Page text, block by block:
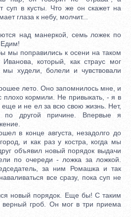
суп в кусты. Что же он скажет на
глаза к небу, молчит...
над манеркой, семь ложек по
Едим!
мы поправились к осени на таком
который, как страус мог
мы худели, болели и чувствовали
лето. Оно запомнилось мне, и
плохо кормили. Не привыкать, - я в
еще и не ел за всю свою жизнь. Нет,
другой причине. Впервые я
в конце августа, незадолго до
и как раз у костра, когда мы
объявил новый порядок выдачи
по очереди - ложка за ложкой.
за ним Ромашка и так
все сразу, пока суп не
новый порядок. Еще бы! С таким
верный гроб. Он мог в три приема